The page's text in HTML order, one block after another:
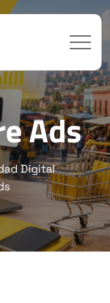
Ads
Digital